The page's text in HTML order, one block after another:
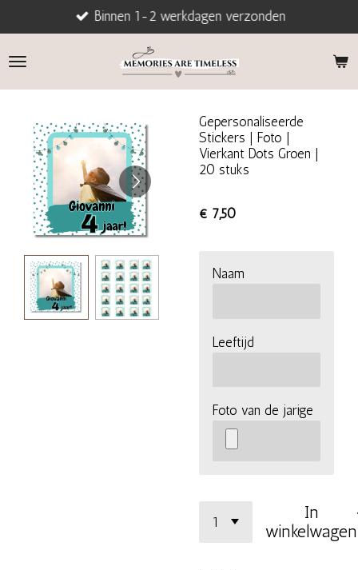
direct
naar
Binnen 1-2 werkdagen verzonden
Gepersonaliseerde
Stickers | Foto |
Vierkant Dots Groen |
20 stuks
€ 7,50
Naam
Leeftijd
Foto van de jarige
In
winkelwagen